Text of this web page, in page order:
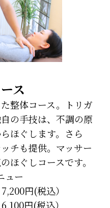
ス
整体コース。トリガ
の手技は、不調の原
ほぐします。さら
チも提供。マッサー
ほぐしコースです。
ュー
円(税込）
円(税込）